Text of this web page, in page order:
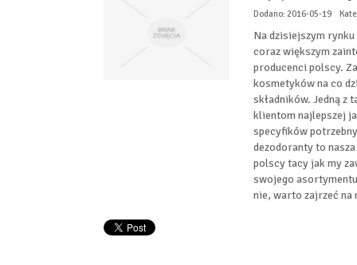
Dodano: 2016-05-19
Na dzisiejszym
coraz większym
producenci polscy.
kosmetyków na co
składników. Jedną
klientom najlepszej
specyfików
dezodoranty to
polscy tacy jak my
swojego
nie, warto zajrzeć na